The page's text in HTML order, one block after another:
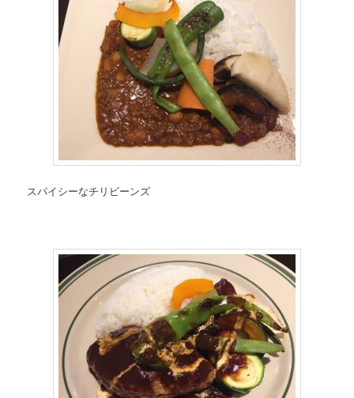
スパイシーなチリビーンズ